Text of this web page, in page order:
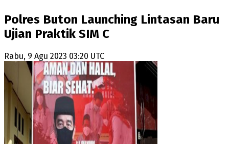
Polres Buton Launching Lintasan Baru
Ujian Praktik SIM C
Rabu, 9 Agu 2023 03:20 UTC